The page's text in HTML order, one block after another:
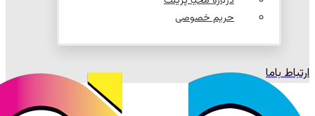
حریم خصوصی
ارتباط باما